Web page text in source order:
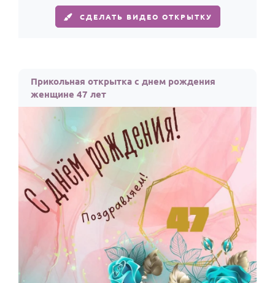
СДЕЛАТЬ ВИДЕО ОТКРЫТКУ
Прикольная открытка с днем рождения
женщине 47 лет